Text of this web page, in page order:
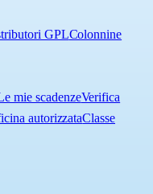
GPLColonnine
mie scadenzeVerifica
autorizzataClasse